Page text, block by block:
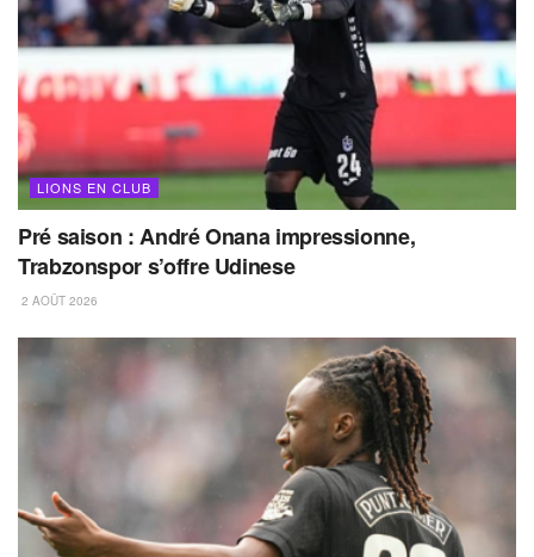
LIONS EN CLUB
Pré saison : André Onana impressionne,
Trabzonspor s’offre Udinese
2 AOÛT 2026